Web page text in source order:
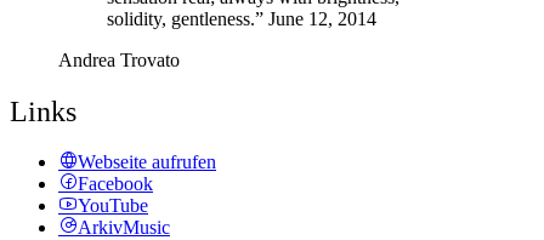
solidity, gentleness.” June 12, 2014
Andrea Trovato
Links
Webseite aufrufen
Facebook
YouTube
ArkivMusic